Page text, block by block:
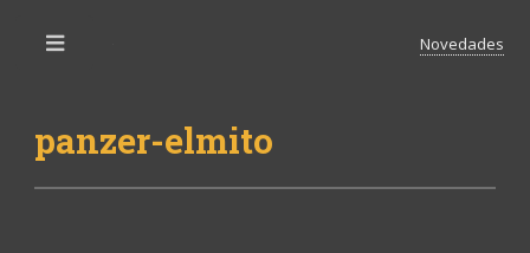
panzer-elmito
Novedades